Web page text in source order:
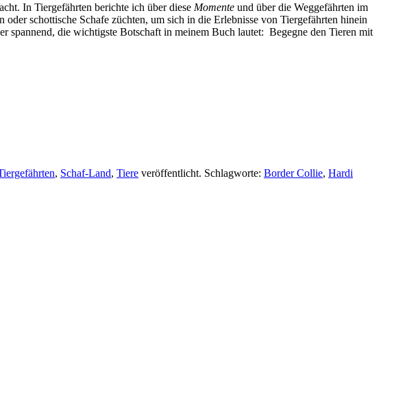
In Tiergefährten berichte ich über diese Momente und über die Weggefährten im
schottische Schafe züchten, um sich in die Erlebnisse von Tiergefährten hinein
spannend, die wichtigste Botschaft in meinem Buch lautet: Begegne den Tieren mit
, Schaf-Land, Tiere veröffentlicht. Schlagworte: Border Collie, Hardi